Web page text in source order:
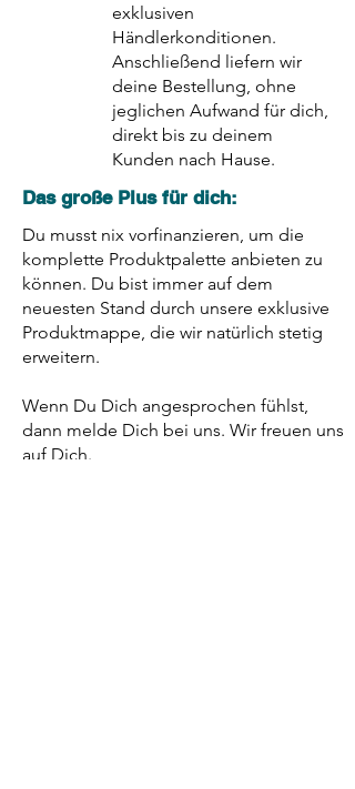
exklusiven
Händlerkonditionen.
Anschließend liefern wir
deine Bestellung, ohne
jeglichen Aufwand für dich,
direkt bis zu deinem
Kunden nach Hause.
Das große Plus für dich:
Du musst nix vorfinanzieren, um die
komplette Produktpalette anbieten zu
können. Du bist immer auf dem
neuesten Stand durch unsere exklusive
Produktmappe, die wir natürlich stetig
erweitern.
Wenn Du Dich angesprochen fühlst,
dann melde Dich bei uns. Wir freuen uns
auf Dich.